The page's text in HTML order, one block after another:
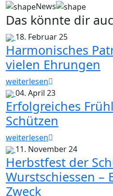
News
Das könnte dir
18. Februar 25
Harmonisches
vielen Ehrungen
weiterlesen
04. April 23
Erfolgreiches
Schützen
weiterlesen
11. November 24
Herbstfest der
Wurstschiessen –
Zweck